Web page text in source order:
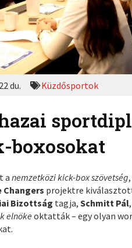
du. Küzdősportok
boxosokat
anemzetközi kick-box szövetség
Changers projektre
Bizottság tagja,Schmitt Pál
elnökeoktatták – egy olyan